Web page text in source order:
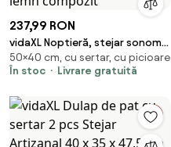
237,99 RON
vidaXL Noptieră, stejar sonoma,
40x35x50 cm, lemn compozit
50×40 cm, cu sertar, cu picioare
În stoc
Livrare gratuită